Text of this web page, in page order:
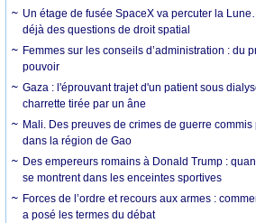
Un étage de fusée SpaceX va percuter la
déjà des questions de droit spatial
Femmes sur les conseils d’administration : du
pouvoir
Gaza : l'éprouvant trajet d'un patient sous
charrette tirée par un âne
Mali. Des preuves de crimes de guerre
dans la région de Gao
Des empereurs romains à Donald Trump :
se montrent dans les enceintes sportives
Forces de l’ordre et recours aux armes :
a posé les termes du débat